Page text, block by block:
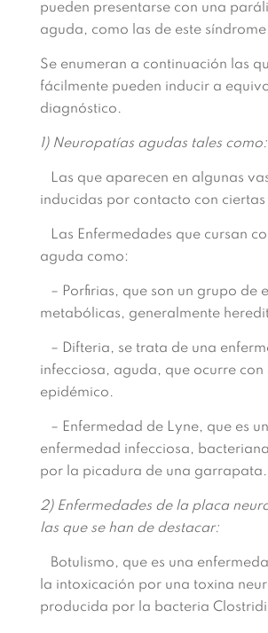
pueden presentarse con una
aguda, como las de este
Se enumeran a continuación las
fácilmente pueden inducir a
diagnóstico.
1) Neuropatías agudas tales como:
Las que aparecen en algunas
inducidas por contacto con ciertas
Las Enfermedades que cursan
aguda como:
– Porfirias, que son un grupo de
metabólicas, generalmente
– Difteria, se trata de una
infecciosa, aguda, que ocurre con
epidémico.
– Enfermedad de Lyne, que es
enfermedad infecciosa,
por la picadura de una garrapata.
2) Enfermedades de la placa
las que se han de destacar:
Botulismo, que es una
la intoxicación por una toxina
producida por la bacteria